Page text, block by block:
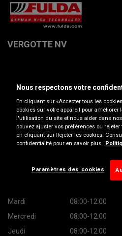
VERGOTTE NV
Obtenir directions
Afficher le numéro de téléphone
Heures d’ouverture
Mardi
08:00-12:00
Mercredi
08:00-12:00
Jeudi
08:00-12:00
Nous respectons votre
En cliquant sur «Accepter tous les
cookies sur votre appareil pour améliorer
l'utilisation du site et nous aider dans
pouvez ajuster vos préférences ou
en cliquant sur Rejeter les cookies.
confidentialité pour en savoir plus.
Paramètres des cookies